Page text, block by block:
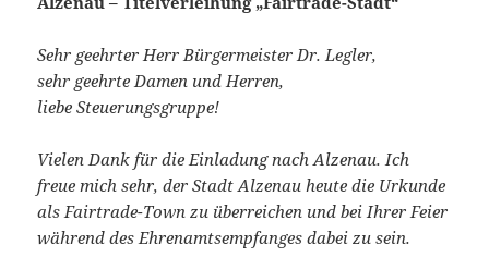
Sehr geehrter Herr Bürgermeister Dr. Legler,
sehr geehrte Damen und Herren,
liebe Steuerungsgruppe!
Vielen Dank für die Einladung nach Alzenau. Ich
freue mich sehr, der Stadt Alzenau heute die Urkunde
als Fairtrade-Town zu überreichen und bei Ihrer Feier
während des Ehrenamtsempfanges dabei zu sein.